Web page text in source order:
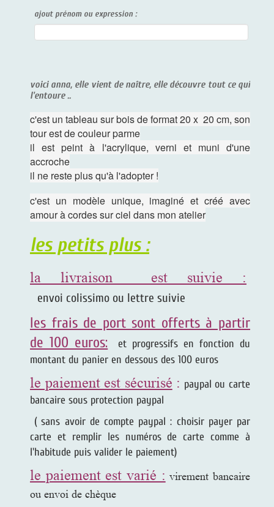
ajout prénom ou expression :
voici anna, elle vient de naître, elle découvre tout ce qui
l'entoure ..
c'est un tableau sur bois de format 20 x 20 cm, son
tour est de couleur parme
il est peint à l'acrylique, verni et muni d'une
accroche
il ne reste plus qu'à l'adopter !
c'est un modèle unique, imaginé et créé avec
amour à cordes sur ciel dans mon atelier
les petits plus :
la livraison est suivie :
envoi colissimo ou lettre suivie
les frais de port sont offerts à partir
de 100 euros:
et progressifs en fonction du
montant du panier en dessous des 100 euros
le paiement est sécurisé : paypal ou carte
bancaire sous protection paypal
( sans avoir de compte paypal : choisir payer par
carte et remplir les numéros de carte comme à
l'habitude puis valider le paiement)
le paiement est varié : virement bancaire
ou envoi de chèque